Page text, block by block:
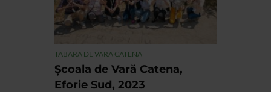
TABARA DE VARA CATENA
Școala de Vară Catena,
Eforie Sud, 2023